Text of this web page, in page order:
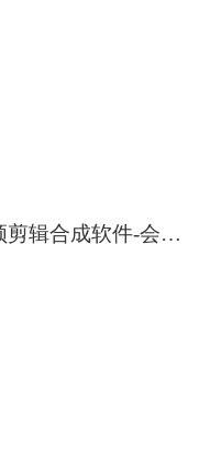
好用的视频剪辑合成软件-会声会影